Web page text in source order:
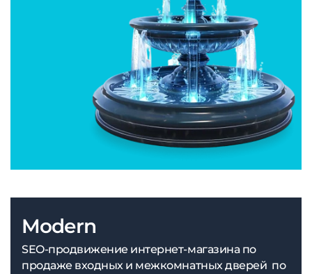
Modern
SEO-продвижение интернет-магазина по
продаже входных и межкомнатных дверей по